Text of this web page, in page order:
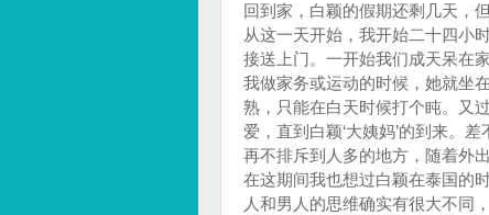
回到家，白颖的假期还剩几天，
从这一天开始，我开始二十四小
接送上门。一开始我们成天呆
我做家务或运动的时候，她就坐
熟，只能在白天时候打个盹。又
爱，直到白颖‘大姨妈’的到来。
再不排斥到人多的地方，随着外
在这期间我也想过白颖在泰国的
人和男人的思维确实有很大不同